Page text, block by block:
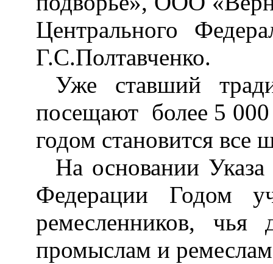
Центрального
Г.С.Полтавченко.
Уже ставший
посещают более 5
годом становится все
На основании
Федерации Годом
ремесленников, чья
промыслам и